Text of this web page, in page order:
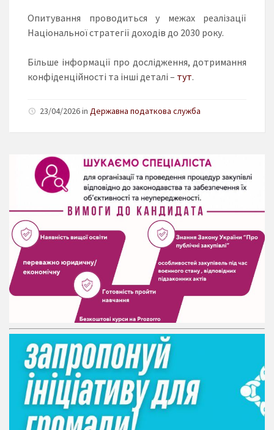
Опитування проводиться у межах реалізації
Національної стратегії доходів до 2030 року.
Більше інформації про дослідження, дотримання
конфіденційності та інші деталі – тут.
23/04/2026 in Державна податкова служба